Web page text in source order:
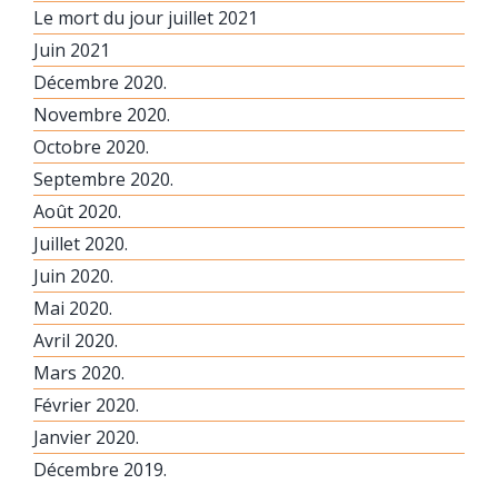
Le mort du jour juillet 2021
Juin 2021
Décembre 2020.
Novembre 2020.
Octobre 2020.
Septembre 2020.
Août 2020.
Juillet 2020.
Juin 2020.
Mai 2020.
Avril 2020.
Mars 2020.
Février 2020.
Janvier 2020.
Décembre 2019.